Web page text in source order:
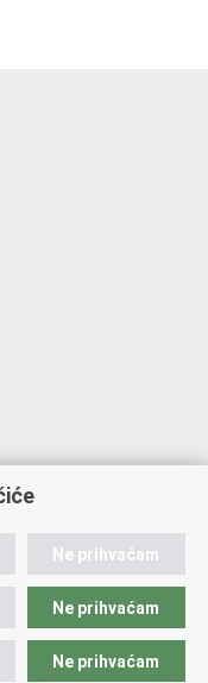
Hrvatsku
Ne prihvaćam
Ne prihvaćam
Ne prihvaćam